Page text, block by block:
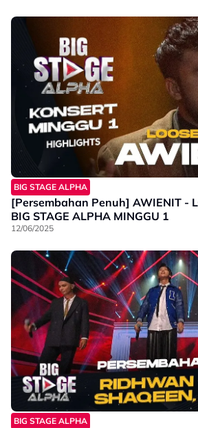
BIG STAGE ALPHA
[Persembahan Penuh] AWIENIT -
BIG STAGE ALPHA MINGGU 1
12/06/2025
BIG STAGE ALPHA